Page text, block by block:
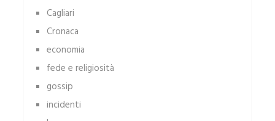
Cagliari
Cronaca
economia
fede e religiosità
gossip
incidenti